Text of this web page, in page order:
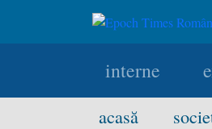
interne
acasă